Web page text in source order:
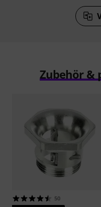
Zubehör &
50